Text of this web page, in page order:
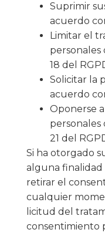
Suprimir
acuerdo
Limitar el
18 del
Solicitar la
acuerdo
Oponerse
21 del
Si ha otorgado
alguna finalidad
retirar el
cualquier
licitud del
consentimiento